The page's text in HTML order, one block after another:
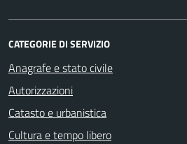
CATEGORIE DI SERVIZIO
Anagrafe e stato civile
Autorizzazioni
Catasto e urbanistica
Cultura e tempo libero